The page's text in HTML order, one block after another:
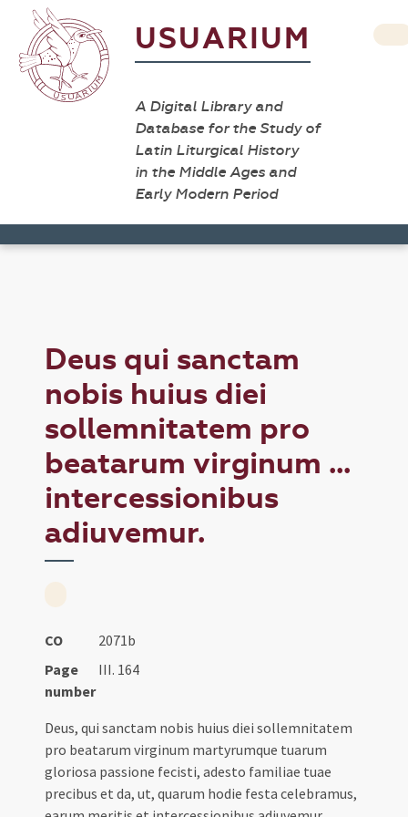
USUARIUM
A Digital Library and
Database for the Study of
Latin Liturgical History
in the Middle Ages and
Early Modern Period
Deus qui sanctam
nobis huius diei
sollemnitatem pro
beatarum virginum ...
intercessionibus
adiuvemur.
CO
2071b
Page
number
III. 164
Deus, qui sanctam nobis huius diei sollemnitatem
pro beatarum virginum martyrumque tuarum
gloriosa passione fecisti, adesto familiae tuae
precibus et da, ut, quarum hodie festa celebramus,